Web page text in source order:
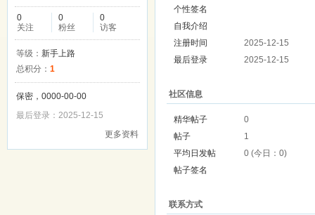
0
关注
0
粉丝
0
访客
等级： 新手上路
总积分： 1
保密，0000-00-00
最后登录：2025-12-15
更多资料
个性签名
自我介绍
注册时间
2025-12-15
最后登录
2025-12-15
社区信息
精华帖子
0
帖子
1
平均日发帖
0 (今日：0)
帖子签名
联系方式